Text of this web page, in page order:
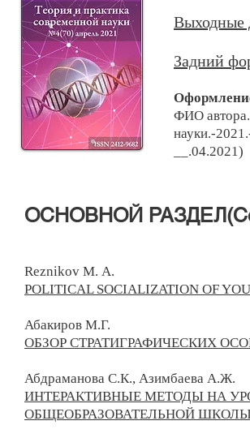
Выходные
Задний
ФИО автора.
науки.-
__.04.2021)
​ОСНОВНОЙ
Reznikov M. А.
POLITICAL SOCIALIZATION OF
Абакиров М.Г.
ОБЗОР СТРАТИГРАФИЧЕСКИХ
Абдраманова С.К., Азимбаева А.Ж.
ИНТЕРАКТИВНЫЕ МЕТОДЫ НА
ОБЩЕОБРАЗОВАТЕЛЬНОЙ